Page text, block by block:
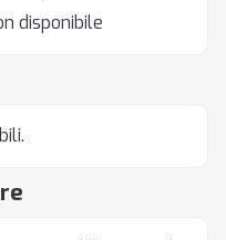
disponibile